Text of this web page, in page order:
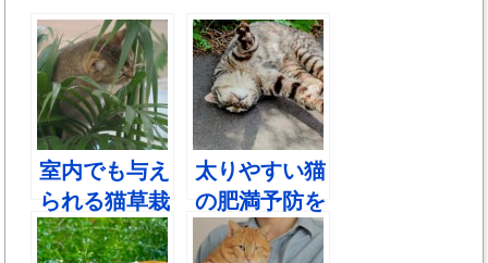
室内でも与え
られる猫草栽
培キットの特
太りやすい猫
の肥満予防を
しよう！